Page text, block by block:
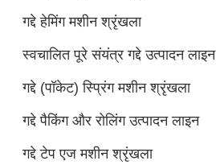
गद्दे हेमिंग मशीन श्रृंखला
स्वचालित पूरे संयंत्र गद्दे उत्पादन लाइन
गद्दे (पॉकेट) स्प्रिंग मशीन श्रृंखला
गद्दे पैकिंग और रोलिंग उत्पादन लाइन
गद्दे टेप एज मशीन श्रृंखला